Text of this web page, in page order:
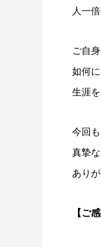
人一
ご自
如何
生涯
今回も
真摯
あり
【ご